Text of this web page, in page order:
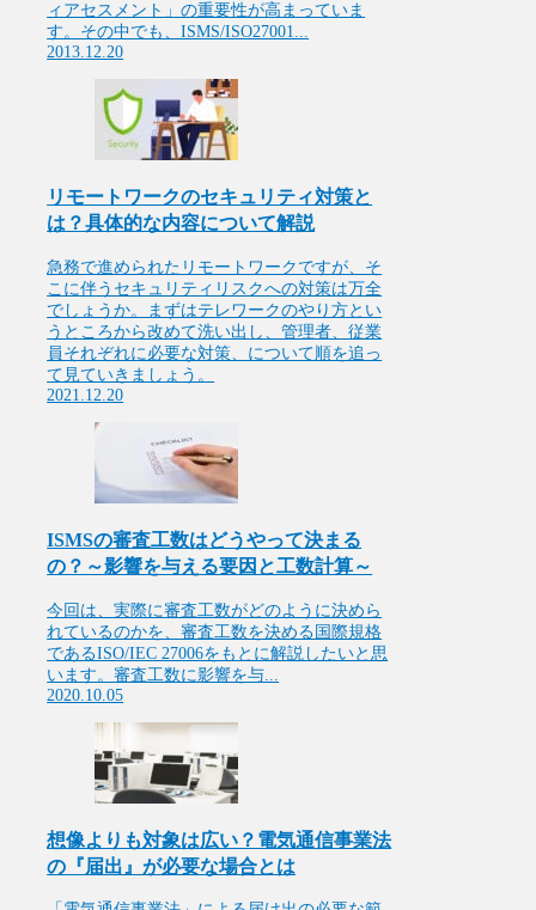
ィアセスメント」の重要性が高まっていま
す。その中でも、ISMS/ISO27001...
2013.12.20
リモートワークのセキュリティ対策と
は？具体的な内容について解説
急務で進められたリモートワークですが、そ
こに伴うセキュリティリスクへの対策は万全
でしょうか。まずはテレワークのやり方とい
うところから改めて洗い出し、管理者、従業
員それぞれに必要な対策、について順を追っ
て見ていきましょう。
2021.12.20
ISMSの審査工数はどうやって決まる
の？～影響を与える要因と工数計算～
今回は、実際に審査工数がどのように決めら
れているのかを、審査工数を決める国際規格
であるISO/IEC 27006をもとに解説したいと思
います。審査工数に影響を与...
2020.10.05
想像よりも対象は広い？電気通信事業法
の『届出』が必要な場合とは